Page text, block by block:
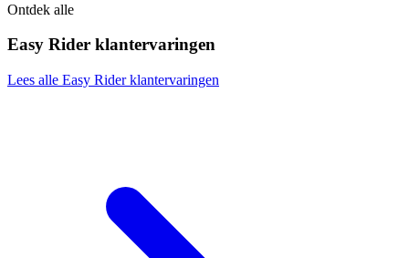
Ontdek alle
Easy Rider klantervaringen
Lees alle Easy Rider klantervaringen